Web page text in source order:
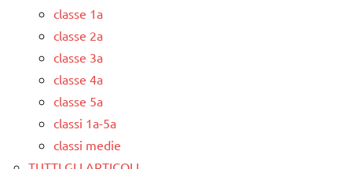
classe 1a
classe 2a
classe 3a
classe 4a
classe 5a
classi 1a-5a
classi medie